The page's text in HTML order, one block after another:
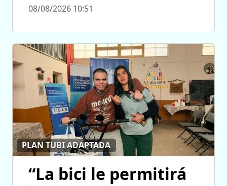
08/08/2026 10:51
PLAN TUBI ADAPTADA
“La bici le permitirá